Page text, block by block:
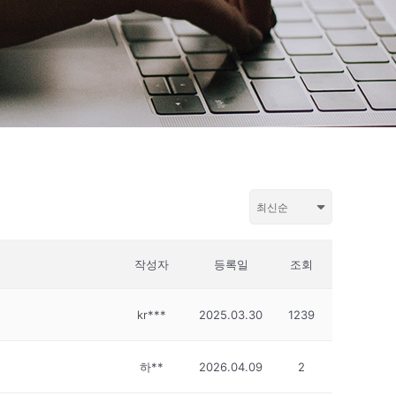
작성자 등록일 조회
kr*** 2025.03.30 1239
하** 2026.04.09 2